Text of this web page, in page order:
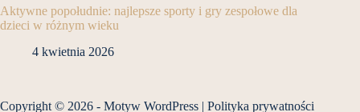
Aktywne popołudnie: najlepsze sporty i gry zespołowe dla
dzieci w różnym wieku
4 kwietnia 2026
Copyright © 2026 - Motyw WordPress | Polityka prywatności